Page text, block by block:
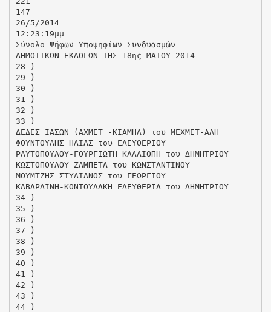
147
26/5/2014
12:23:19μμ
Σύνολο Ψήφων Υποψηφίων Συνδυασμών
ΔΗΜΟΤΙΚΩΝ ΕΚΛΟΓΩΝ ΤΗΣ 18ης ΜΑΙΟΥ 2014
28 )
29 )
30 )
31 )
32 )
33 )
ΔΕΔΕΣ ΙΑΣΩΝ (ΑΧΜΕΤ -ΚΙΑΜΗΛ) του ΜΕΧΜΕΤ-ΑΛΗ
ΦΟΥΝΤΟΥΛΗΣ ΗΛΙΑΣ του ΕΛΕΥΘΕΡΙΟΥ
ΡΑΥΤΟΠΟΥΛΟΥ-ΓΟΥΡΓΙΩΤΗ ΚΑΛΛΙΟΠΗ του ΔΗΜΗΤΡΙΟΥ
ΚΩΣΤΟΠΟΥΛΟΥ ΖΑΜΠΕΤΑ του ΚΩΝΣΤΑΝΤΙΝΟΥ
ΜΟΥΜΤΖΗΣ ΣΤΥΛΙΑΝΟΣ του ΓΕΩΡΓΙΟΥ
ΚΑΒΑΡΔΙΝΗ-ΚΟΝΤΟΥΔΑΚΗ ΕΛΕΥΘΕΡΙΑ του ΔΗΜΗΤΡΙΟΥ
34 )
35 )
36 )
37 )
38 )
39 )
40 )
41 )
42 )
43 )
44 )